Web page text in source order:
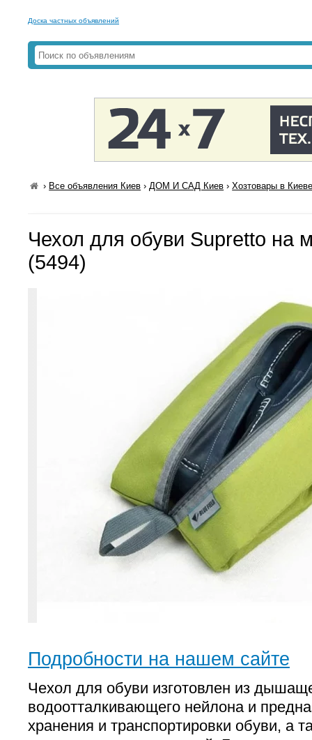
Доска частных объявлений
› Все объявления Киев ›ДОМ И САД Киев ›Хозтовары в
Чехол для обуви Supretto на
(5494)
Подробности на нашем сайте
Чехол для обуви изготовлен из
водоотталкивающего нейлона и
хранения и транспортировки обуви, а